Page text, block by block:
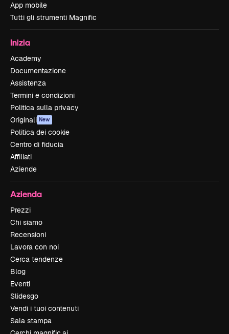
App mobile
Tutti gli strumenti Magnific
Inizia
Academy
Documentazione
Assistenza
Termini e condizioni
Politica sulla privacy
Originali New
Politica dei cookie
Centro di fiducia
Affiliati
Aziende
Azienda
Prezzi
Chi siamo
Recensioni
Lavora con noi
Cerca tendenze
Blog
Eventi
Slidesgo
Vendi i tuoi contenuti
Sala stampa